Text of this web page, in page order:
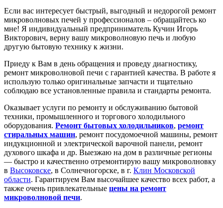
Если вас интересует быстрый, выгодный и недорогой ремонт
микроволновых печей у профессионалов – обращайтесь ко
мне! Я индивидуальный предприниматель Кучин Игорь
Викторович, верну вашу микроволновую печь и любую
другую бытовую технику к жизни.
Приеду к Вам в день обращения и проведу диагностику,
ремонт микроволновой печи с гарантией качества. В работе я
использую только оригинальные запчасти и тщательно
соблюдаю все установленные правила и стандарты ремонта.
Оказывает услуги по ремонту и обслуживанию бытовой
техники, промышленного и торгового холодильного
оборудования. Ремонт бытовых холодильников, ремонт
стиральных машин, ремонт посудомоечной машины, ремонт
индукционной и электрической варочной панели, ремонт
духового шкафа и др. Выезжаю на дом в различные регионы
— быстро и качественно отремонтирую вашу микроволновку
в Высоковске, в Солнечногорске, в г. Клин Московской
области. Гарантируем Вам высочайшее качество всех работ, а
также очень привлекательные цены на ремонт
микроволновой печи.